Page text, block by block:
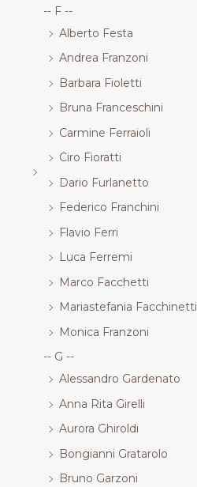
-- F --
Alberto Festa
Andrea Franzoni
Barbara Fioletti
Bruna Franceschini
Carmine Ferraioli
Ciro Fioratti
Dario Furlanetto
Federico Franchini
Flavio Ferri
Luca Ferremi
Marco Facchetti
Mariastefania Facchinetti
Monica Franzoni
-- G --
Alessandro Gardenato
Anna Rita Girelli
Aurora Ghiroldi
Bongianni Gratarolo
Bruno Garzoni